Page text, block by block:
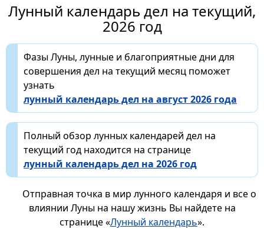
Лунный календарь дел на текущий,
2026 год
Фазы Луны, лунные и благоприятные дни для
совершения дел на текущий месяц поможет
узнать
лунный календарь дел на август 2026 года
Полный обзор лунных календарей дел на
текущий год находится на странице
лунный календарь дел на 2026 год
Отправная точка в мир лунного календаря и все о
влиянии Луны на нашу жизнь Вы найдете на
странице «Лунный календарь».